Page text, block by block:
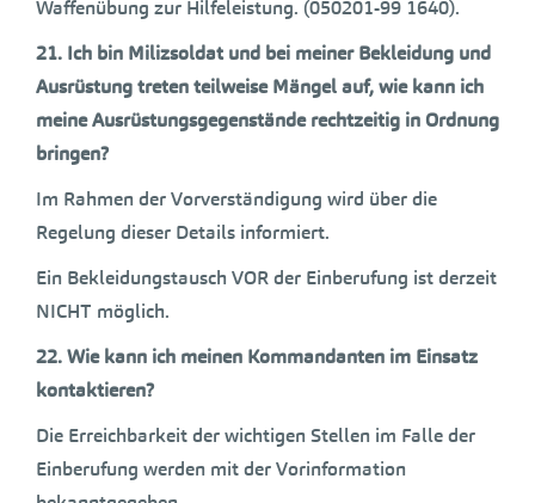
Waffenübung zur Hilfeleistung. (050201-99 1640).
21. Ich bin Milizsoldat und bei meiner Bekleidung und
Ausrüstung treten teilweise Mängel auf, wie kann ich
meine Ausrüstungsgegenstände rechtzeitig in Ordnung
bringen?
Im Rahmen der Vorverständigung wird über die
Regelung dieser Details informiert.
Ein Bekleidungstausch VOR der Einberufung ist derzeit
NICHT möglich.
22. Wie kann ich meinen Kommandanten im Einsatz
kontaktieren?
Die Erreichbarkeit der wichtigen Stellen im Falle der
Einberufung werden mit der Vorinformation